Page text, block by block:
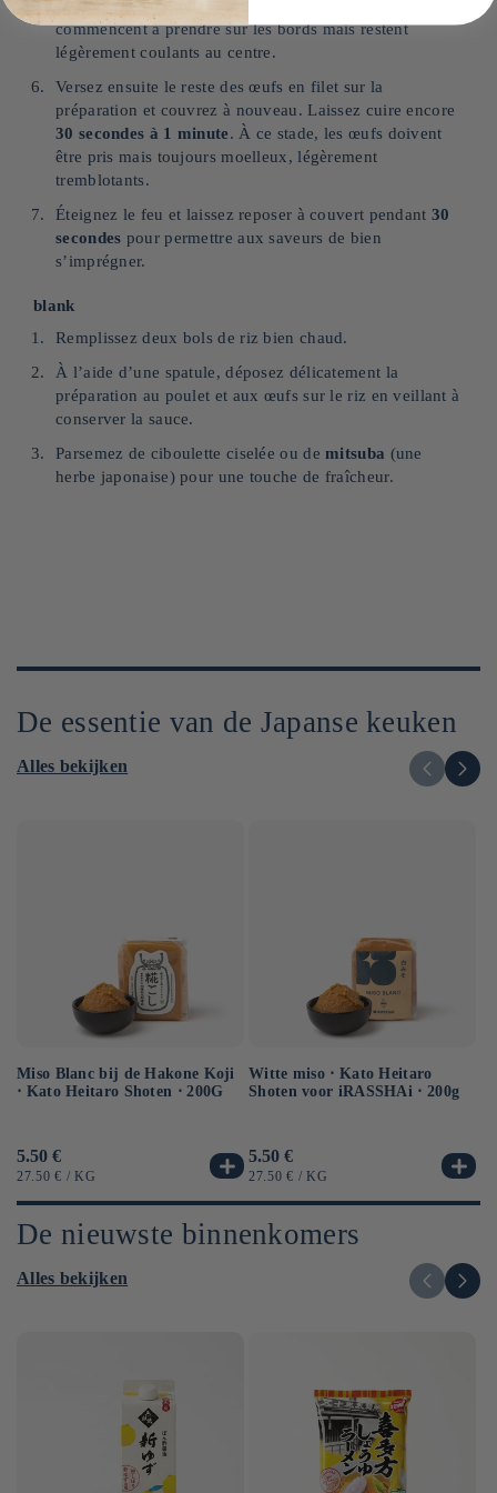
secondes à 1 minute
commencent à prendre sur les bords mais restent
légèrement coulants au centre.
Versez ensuite le reste des œufs en filet sur la
préparation et couvrez à nouveau. Laissez cuire encore
30 secondes à 1 minute. À ce stade, les œufs doivent
être pris mais toujours moelleux, légèrement
tremblotants.
Éteignez le feu et laissez reposer à couvert pendant 30
secondes pour permettre aux saveurs de bien
s’imprégner.
blank
Remplissez deux bols de riz bien chaud.
À l’aide d’une spatule, déposez délicatement la
préparation au poulet et aux œufs sur le riz en veillant à
conserver la sauce.
Parsemez de ciboulette ciselée ou demitsuba (une
herbe japonaise) pour une touche de fraîcheur.
De essentie van de Japanse keuken
Alles bekijken
Miso Blanc bij de Hakone Koji
⋅ Kato Heitaro Shoten ⋅ 200G
Normale
prijs
5.50 €
EENHEIDSPRIJS
27.50 € / PER
KG
Witte miso ⋅ Kato Heitaro
Shoten voor iRASSHAi ⋅ 200g
Normale
prijs
5.50 €
EENHEIDSPRIJS
27.50 € / PER
KG
De nieuwste binnenkomers
Alles bekijken